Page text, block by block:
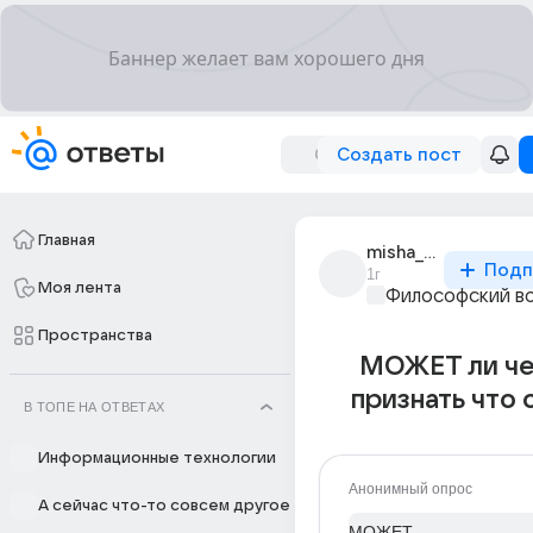
Создать пост
Главная
Моя лента
Пространства
В ТОПЕ НА ОТВЕТАХ
Информационные технологии
А сейчас что-то совсем другое
misha_chaikin_2
1г
Философский
МОЖЕТ ли
признать что
Анонимный опрос